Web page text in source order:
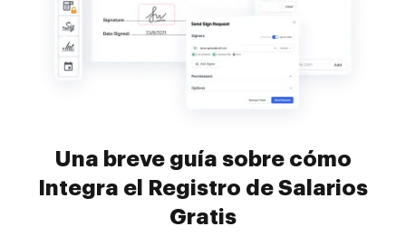
Una breve guía sobre cómo
Integra el Registro de Salarios
Gratis